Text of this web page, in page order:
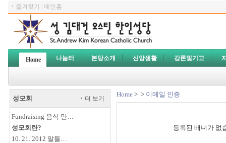
ㆍ 즐겨찾기 메인홈
Home 나눔터 본당소개 신앙생활 강론및기고
성모회 더 보기
Fundraising 음식 만…
성모회란?
10. 21. 2012 알뜰…
Home > > 이메일 인증
등록된 배너가 없